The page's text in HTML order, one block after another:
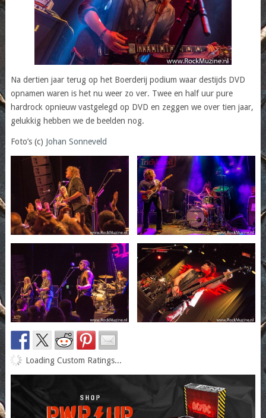
Na dertien jaar terug op het Boerderij podium waar destijds DVD
opnamen waren is het nu weer zo ver. Twee en half uur pure
hardrock opnieuw vastgelegd op DVD en zeggen we over tien jaar,
gelukkig hebben we de beelden nog.
Foto’s (c) Johan Sonneveld
Loading Custom Ratings...